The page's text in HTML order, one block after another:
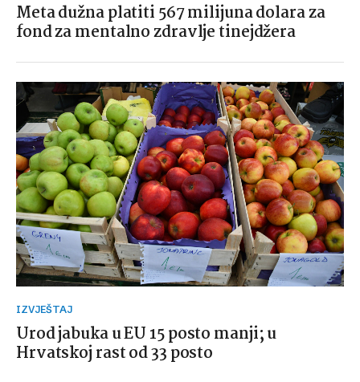
Meta dužna platiti 567 milijuna dolara za
fond za mentalno zdravlje tinejdžera
IZVJEŠTAJ
Urod jabuka u EU 15 posto manji; u
Hrvatskoj rast od 33 posto